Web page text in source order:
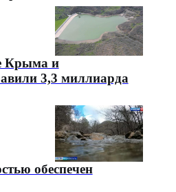
Крыма и
3,3 миллиарда
обеспечен